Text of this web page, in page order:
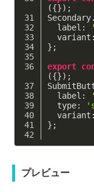
({});
label :
variant
};
export
({});
label :
type:
variant
};
プレビュー